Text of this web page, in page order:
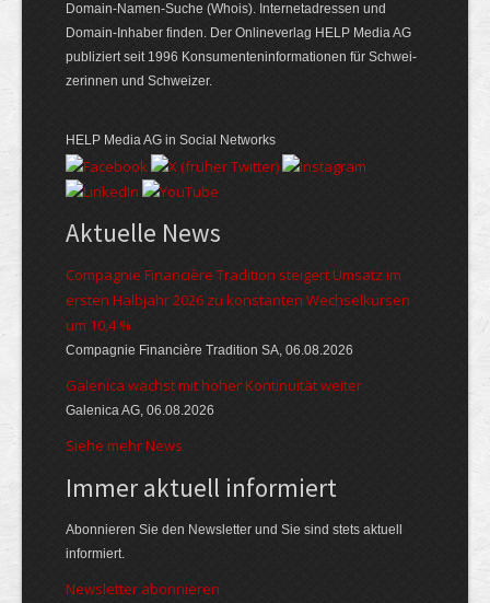
Domain-Namen-Suche (Whois). Internet­adressen und
Domain-Inhaber finden. Der Online­verlag HELP Media AG
publiziert seit 1996 Konsumenten­informationen für Schwei­
zerinnen und Schweizer.
HELP Media AG in Social Networks
Aktuelle News
Compagnie Financière Tradition steigert Umsatz im
ersten Halbjahr 2026 zu konstanten Wechselkursen
um 10,4 %
Compagnie Financière Tradition SA, 06.08.2026
Galenica wächst mit hoher Kontinuität weiter
Galenica AG, 06.08.2026
Siehe mehr News
Immer aktuell informiert
Abonnieren Sie den Newsletter und Sie sind stets aktuell
informiert.
Newsletter abonnieren